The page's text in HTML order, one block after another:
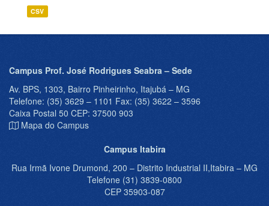
CSV
Campus Prof. José Rodrigues Seabra – Sede
Av. BPS, 1303, Bairro Pinheirinho, Itajubá – MG
Telefone: (35) 3629 – 1101 Fax: (35) 3622 – 3596
Caixa Postal 50 CEP: 37500 903
Mapa do Campus
Campus Itabira
Rua Irmã Ivone Drumond, 200 – Distrito Industrial II,Itabira – MG
Telefone (31) 3839-0800
CEP 35903-087